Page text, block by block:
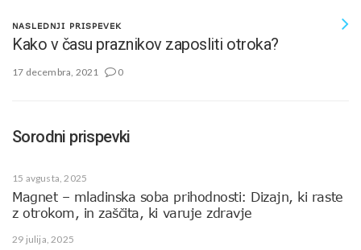
NASLEDNJI PRISPEVEK
Kako v času praznikov zaposliti otroka?
17 decembra, 2021 0
Sorodni prispevki
15 avgusta, 2025
Magnet – mladinska soba prihodnosti: Dizajn, ki raste
z otrokom, in zaščita, ki varuje zdravje
29 julija, 2025